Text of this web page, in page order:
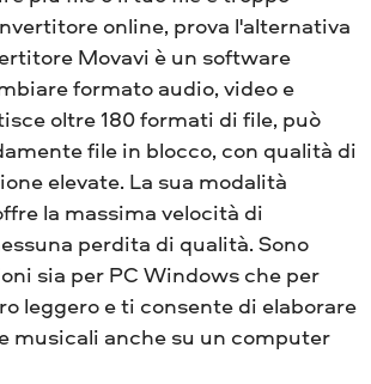
online, prova l'alternativa
Movavi è un software
formato audio, video e
oltre 180 formati di file, può
file in blocco, con qualità di
elevate. La sua modalità
la massima velocità di
perdita di qualità. Sono
sia per PC Windows che per
leggero e ti consente di elaborare
musicali anche su un computer